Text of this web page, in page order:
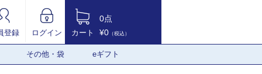
登録 ログイン カート
0点
¥0 （税込）
その他・袋 eギフト